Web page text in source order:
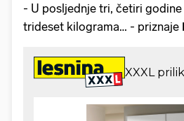
- U posljednje tri, četiri
trideset kilograma… - priznaje